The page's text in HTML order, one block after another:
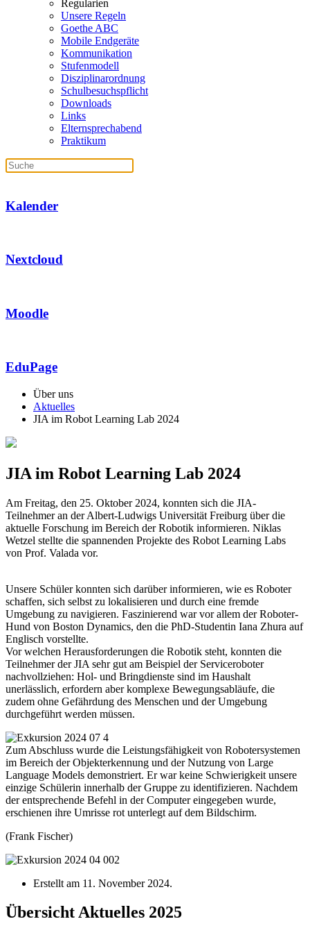
Regularien
Unsere Regeln
Goethe ABC
Mobile Endgeräte
Kommunikation
Stufenmodell
Disziplinarordnung
Schulbesuchspflicht
Downloads
Links
Elternsprechabend
Praktikum
Kalender
Nextcloud
Moodle
EduPage
Über uns
Aktuelles
JIA im Robot Learning Lab 2024
JIA im Robot Learning Lab 2024
Am Freitag, den 25. Oktober 2024, konnten sich die JIA-
Teilnehmer an der Albert-Ludwigs Universität Freiburg über die
aktuelle Forschung im Bereich der Robotik informieren. Niklas
Wetzel stellte die spannenden Projekte des Robot Learning Labs
von Prof. Valada vor.
Unsere Schüler konnten sich darüber informieren, wie es Roboter
schaffen, sich selbst zu lokalisieren und durch eine fremde
Umgebung zu navigieren. Faszinierend war vor allem der Roboter-
Hund von Boston Dynamics, den die PhD-Studentin Iana Zhura auf
Englisch vorstellte.
Vor welchen Herausforderungen die Robotik steht, konnten die
Teilnehmer der JIA sehr gut am Beispiel der Serviceroboter
nachvollziehen: Hol- und Bringdienste sind im Haushalt
unerlässlich, erfordern aber komplexe Bewegungsabläufe, die
zudem ohne Gefährdung des Menschen und der Umgebung
durchgeführt werden müssen.
Zum Abschluss wurde die Leistungsfähigkeit von Robotersystemen
im Bereich der Objekterkennung und der Nutzung von Large
Language Models demonstriert. Er war keine Schwierigkeit unsere
einzige Schülerin innerhalb der Gruppe zu identifizieren. Nachdem
der entsprechende Befehl in der Computer eingegeben wurde,
erschienen ihre Umrisse rot unterlegt auf dem Bildschirm.
(Frank Fischer)
Erstellt am 11. November 2024.
Übersicht Aktuelles 2025